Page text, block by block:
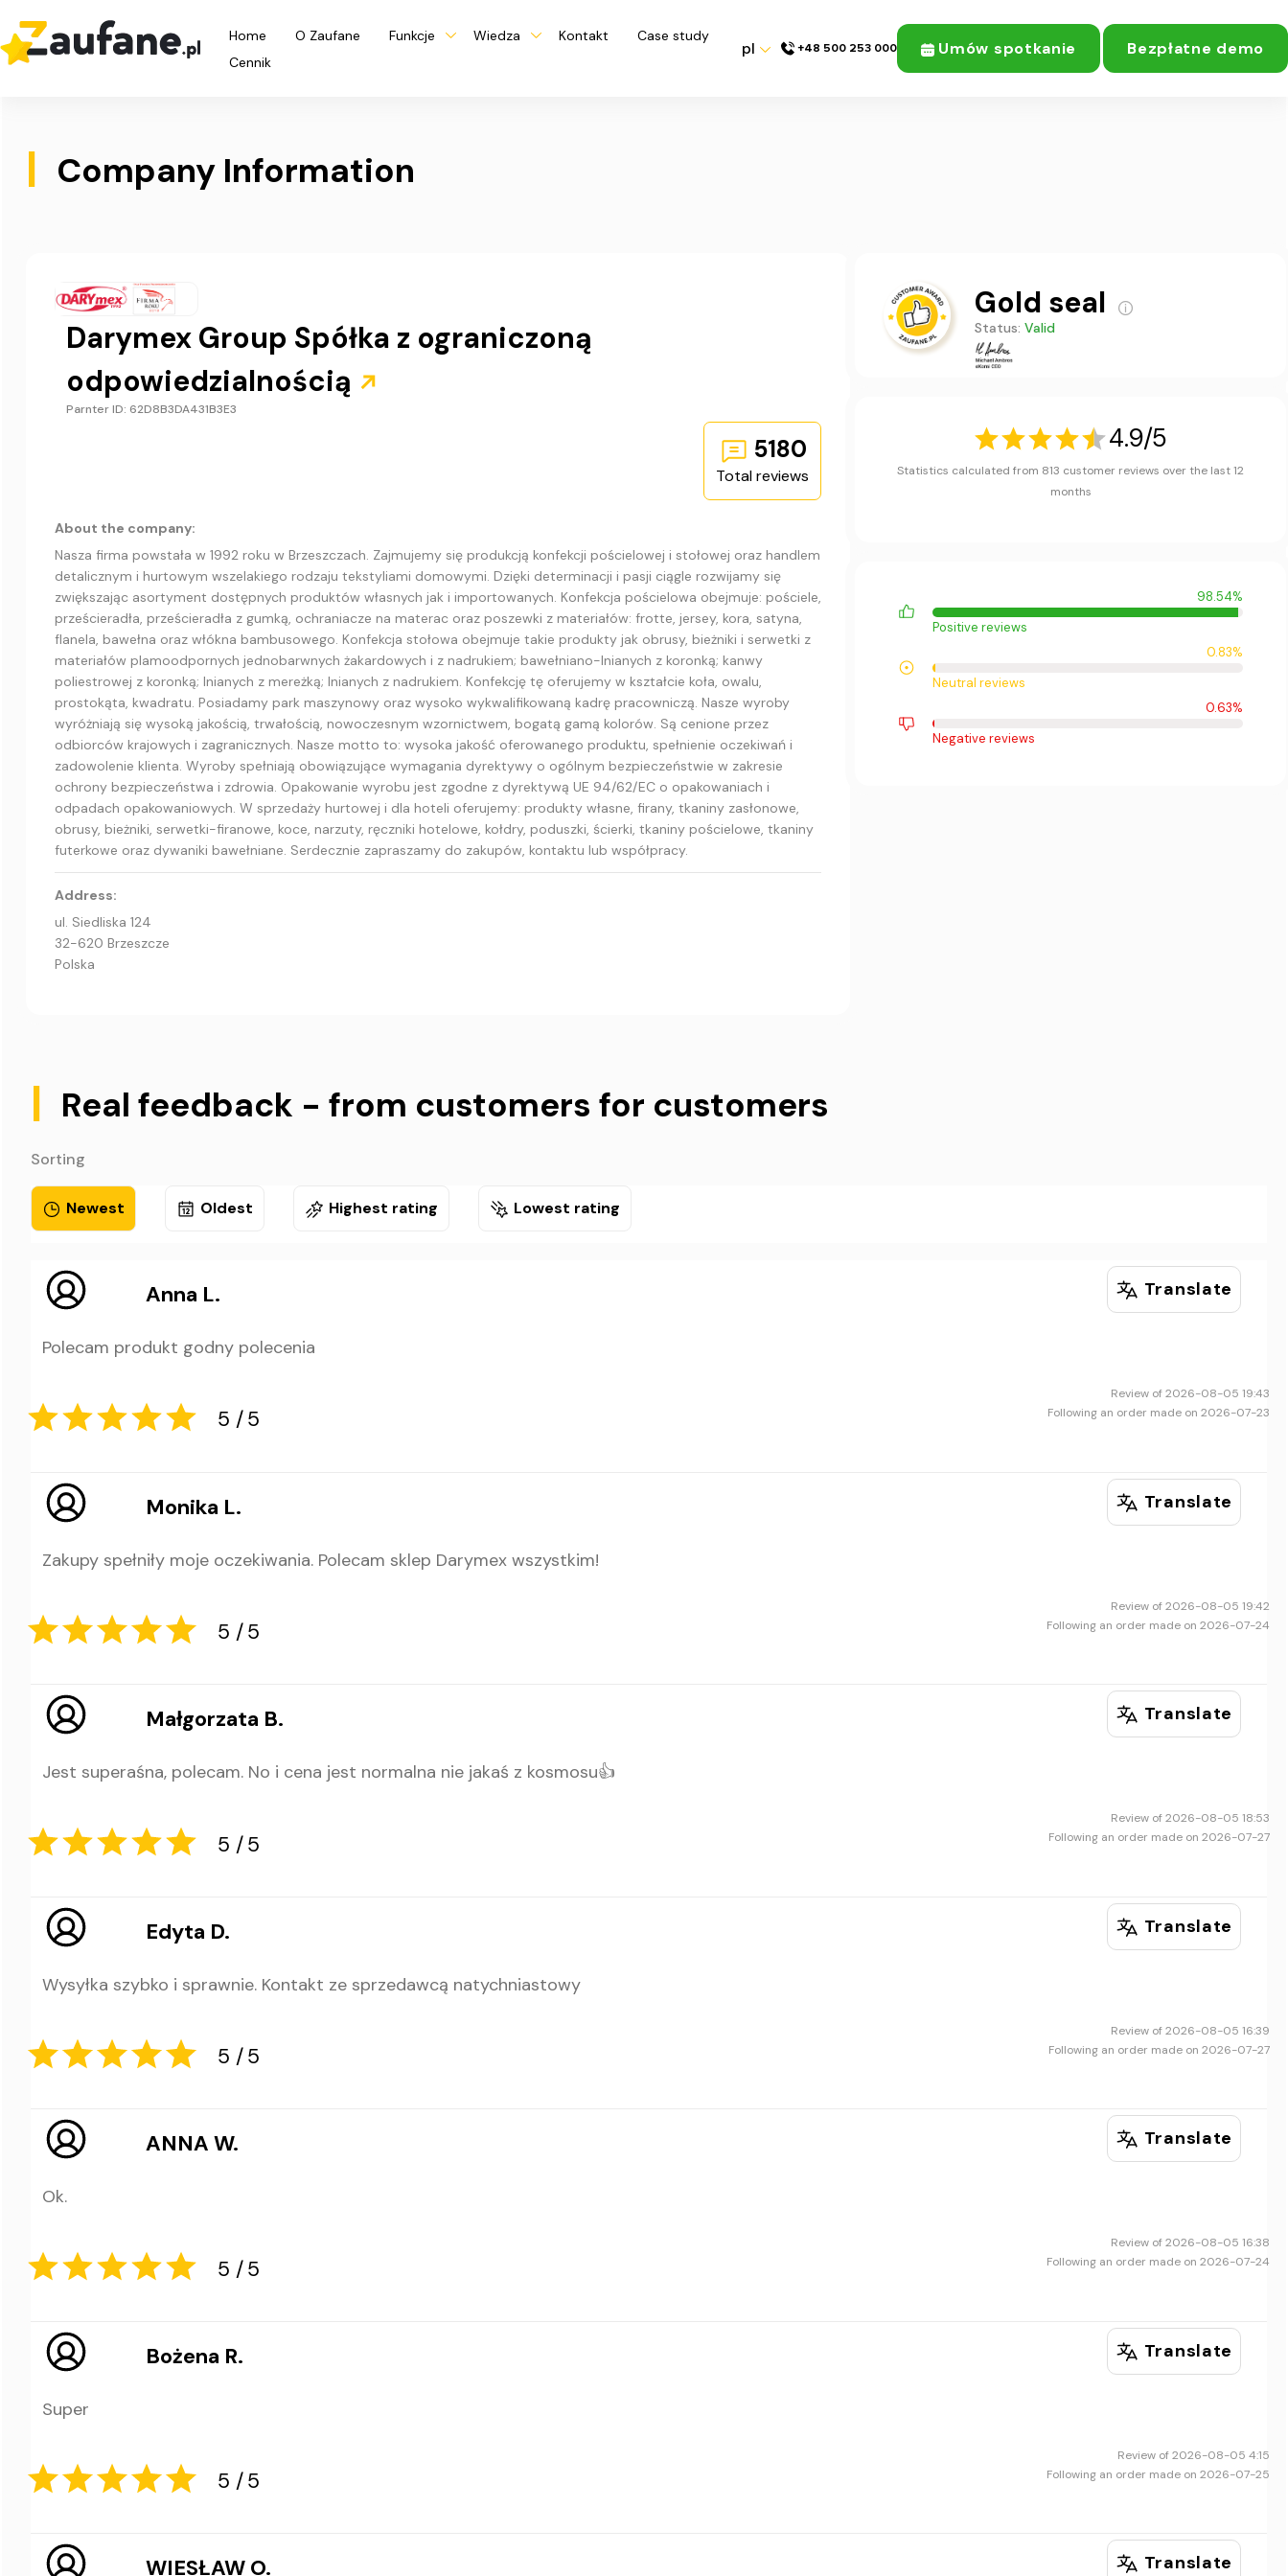
Home O Zaufane Funkcje Wiedza Kontakt
Case study
Cennik
pl +48 500 253 000 Umów spotkanie Bezpłatne demo
| Company Information
Darymex Group Spółka z ograniczoną
odpowiedzialnością
Parnter ID: 62D8B3DA431B3E3
5180
Total reviews
About the company:
Nasza firma powstała w 1992 roku w Brzeszczach. Zajmujemy się produkcją konfekcji pościelowej i stołowej oraz handlem
detalicznym i hurtowym wszelakiego rodzaju tekstyliami domowymi. Dzięki determinacji i pasji ciągle rozwijamy się
zwiększając asortyment dostępnych produktów własnych jak i importowanych. Konfekcja pościelowa obejmuje: pościele,
prześcieradła, prześcieradła z gumką, ochraniacze na materac oraz poszewki z materiałów: frotte, jersey, kora, satyna,
flanela, bawełna oraz włókna bambusowego. Konfekcja stołowa obejmuje takie produkty jak obrusy, bieżniki i serwetki z
materiałów plamoodpornych jednobarwnych żakardowych i z nadrukiem; bawełniano-lnianych z koronką; kanwy
poliestrowej z koronką; lnianych z mereżką; lnianych z nadrukiem. Konfekcję tę oferujemy w kształcie koła, owalu,
prostokąta, kwadratu. Posiadamy park maszynowy oraz wysoko wykwalifikowaną kadrę pracowniczą. Nasze wyroby
wyróżniają się wysoką jakością, trwałością, nowoczesnym wzornictwem, bogatą gamą kolorów. Są cenione przez
odbiorców krajowych i zagranicznych. Nasze motto to: wysoka jakość oferowanego produktu, spełnienie oczekiwań i
zadowolenie klienta. Wyroby spełniają obowiązujące wymagania dyrektywy o ogólnym bezpieczeństwie w zakresie
ochrony bezpieczeństwa i zdrowia. Opakowanie wyrobu jest zgodne z dyrektywą UE 94/62/EC o opakowaniach i
odpadach opakowaniowych. W sprzedaży hurtowej i dla hoteli oferujemy: produkty własne, firany, tkaniny zasłonowe,
obrusy, bieżniki, serwetki-firanowe, koce, narzuty, ręczniki hotelowe, kołdry, poduszki, ścierki, tkaniny pościelowe, tkaniny
futerkowe oraz dywaniki bawełniane. Serdecznie zapraszamy do zakupów, kontaktu lub współpracy.
Address:
ul. Siedliska 124
32-620 Brzeszcze
Polska
Gold seal
Status: Valid
4.9/5
Statistics calculated from 813 customer reviews over the last 12
months
98.54%
Positive reviews
0.83%
Neutral reviews
0.63%
Negative reviews
| Real feedback - from customers for customers
Sorting
Newest Oldest Highest rating Lowest rating
Anna L. Translate
Polecam produkt godny polecenia
Review of 2026-08-05 19:43
Following an order made on 2026-07-23
Monika L. Translate
Zakupy spełniły moje oczekiwania. Polecam sklep Darymex wszystkim!
Review of 2026-08-05 19:42
Following an order made on 2026-07-24
Małgorzata B. Translate
Jest superaśna, polecam. No i cena jest normalna nie jakaś z kosmosu👍
5
Review of 2026-08-05 18:53
Following an order made on 2026-07-27
Edyta D. Translate
Wysyłka szybko i sprawnie. Kontakt ze sprzedawcą natychniastowy
5
Review of 2026-08-05 16:39
Following an order made on 2026-07-27
ANNA W. Translate
Ok.
Review of 2026-08-05 16:38
Following an order made on 2026-07-24
Bożena R. Translate
Super
Review of 2026-08-05 4:15
Following an order made on 2026-07-25
WIESŁAW O. Translate